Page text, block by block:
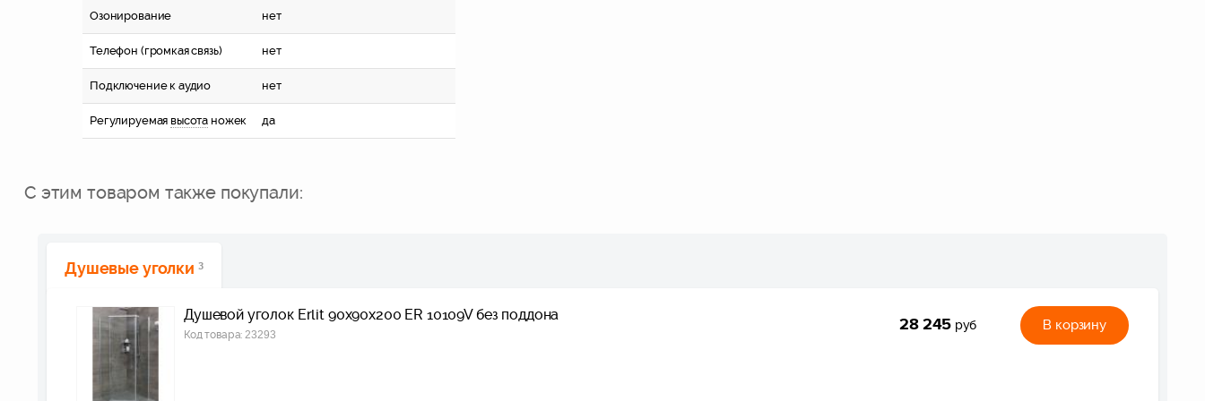
Озонирование нет
Телефон (громкая связь) нет
Подключение к аудио нет
Регулируемая высота ножек да
С этим товаром также покупали:
Душевые уголки 3
Душевой уголок Erlit 90х90х200 ER 10109V без поддона
Код товара: 23293 28 245 руб В корзину